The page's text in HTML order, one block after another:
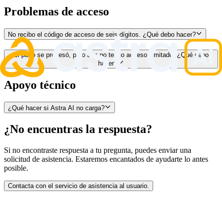
Problemas de acceso
No recibo el código de acceso de seis dígitos. ¿Qué debo hacer?
El pago se procesó, pero aún no tengo acceso ilimitado. ¿Qué debo
hacer?
Apoyo técnico
¿Qué hacer si Astra AI no carga?
¿No encuentras la respuesta?
Si no encontraste respuesta a tu pregunta, puedes enviar una
solicitud de asistencia. Estaremos encantados de ayudarte lo antes
posible.
Contacta con el servicio de asistencia al usuario.